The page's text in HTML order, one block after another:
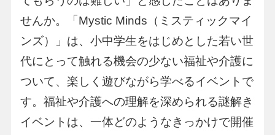
せんか。「Mystic Minds（ミスティックマイ
ンズ）」は、小中学生をはじめとした若い世
代にとって触れる機会の少ない福祉や介護に
ついて、楽しく遊びながら学べるイベントで
す。福祉や介護への理解を深められる謎解き
イベントは、一体どのようなきっかけで開催